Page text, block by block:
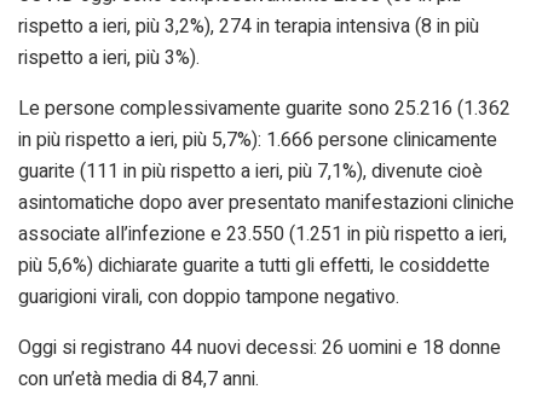
rispetto a ieri, più 3,2%), 274 in terapia intensiva (8 in più
rispetto a ieri, più 3%).
Le persone complessivamente guarite sono 25.216 (1.362
in più rispetto a ieri, più 5,7%): 1.666 persone clinicamente
guarite (111 in più rispetto a ieri, più 7,1%), divenute cioè
asintomatiche dopo aver presentato manifestazioni cliniche
associate all’infezione e 23.550 (1.251 in più rispetto a ieri,
più 5,6%) dichiarate guarite a tutti gli effetti, le cosiddette
guarigioni virali, con doppio tampone negativo.
Oggi si registrano 44 nuovi decessi: 26 uomini e 18 donne
con un’età media di 84,7 anni.